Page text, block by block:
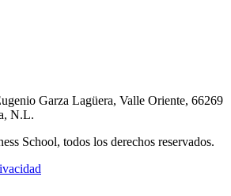
Garza Lagüera, Valle Oriente, 66269
N.L.
School, todos los derechos reservados.